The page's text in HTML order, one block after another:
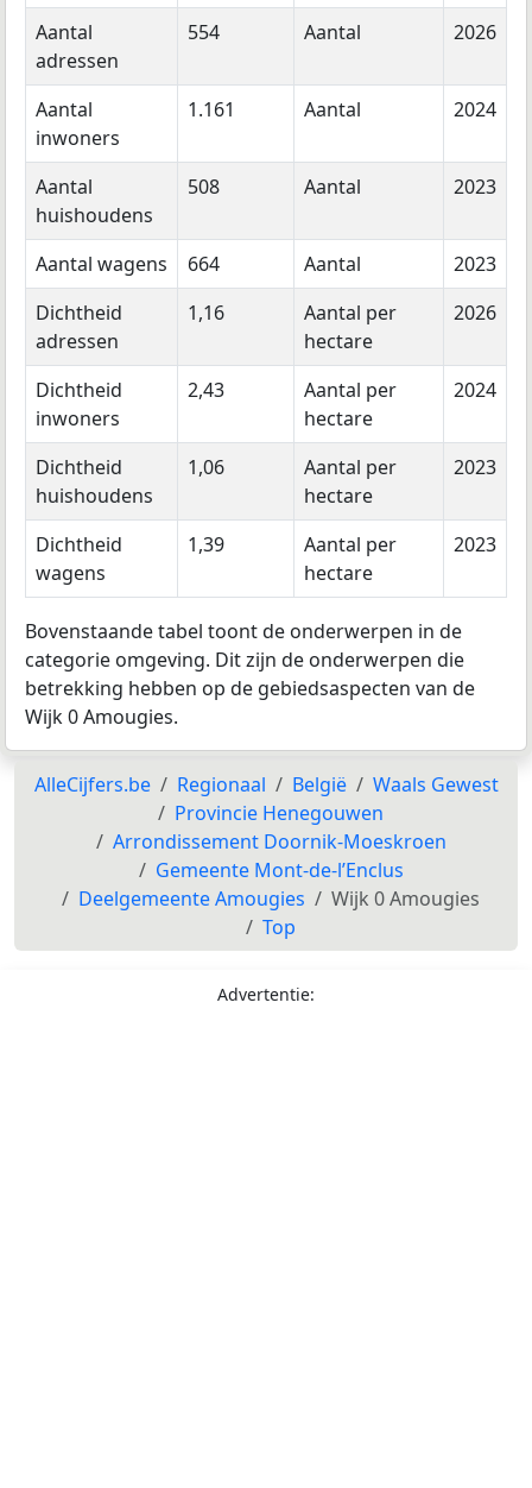
Aantal
adressen
554 Aantal 2026
Aantal
inwoners
1.161 Aantal 2024
Aantal
huishoudens
508 Aantal 2023
Aantal wagens 664 Aantal
2023
Dichtheid
adressen
1,16
Aantal per
hectare
2026
Dichtheid
inwoners
2,43
Aantal per
hectare
2024
Dichtheid
huishoudens
1,06
Aantal per
hectare
2023
Dichtheid
wagens
1,39
Aantal per
hectare
2023
Bovenstaande tabel toont de onderwerpen in de
categorie omgeving. Dit zijn de onderwerpen die
betrekking hebben op de gebiedsaspecten van de
Wijk 0 Amougies.
AlleCijfers.be Regionaal België
Waals Gewest
Provincie Henegouwen
Arrondissement Doornik-Moeskroen
Gemeente Mont-de-l’Enclus
Deelgemeente Amougies
Wijk 0 Amougies
Top
Advertentie: